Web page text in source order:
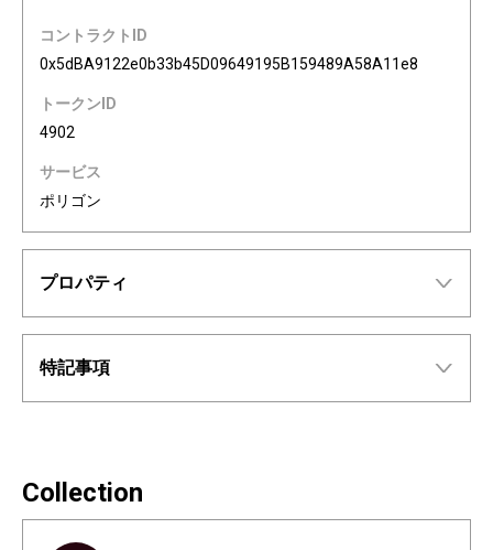
コントラクトID
0x5dBA9122e0b33b45D09649195B159489A58A11e8
トークンID
4902
サービス
ポリゴン
プロパティ
特記事項
Collection